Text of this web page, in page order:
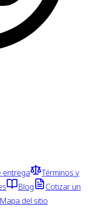
entrega
Términos y
Blog
Cotizar un
Mapa del sitio